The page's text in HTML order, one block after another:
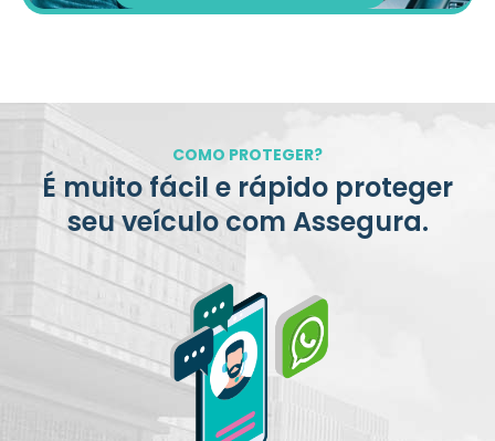
COMO PROTEGER?
É muito fácil e rápido proteger
seu veículo com Assegura.